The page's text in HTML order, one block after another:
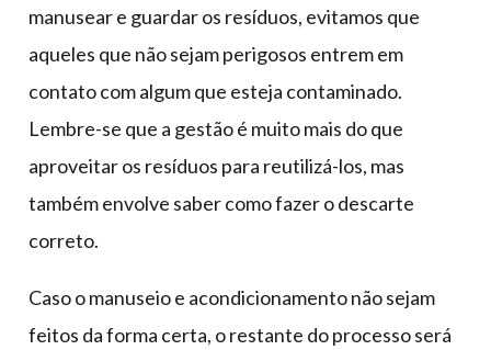
manusear e guardar os resíduos, evitamos que
aqueles que não sejam perigosos entrem em
contato com algum que esteja contaminado.
Lembre-se que a gestão é muito mais do que
aproveitar os resíduos para reutilizá-los, mas
também envolve saber como fazer o descarte
correto.
Caso o manuseio e acondicionamento não sejam
feitos da forma certa, o restante do processo será